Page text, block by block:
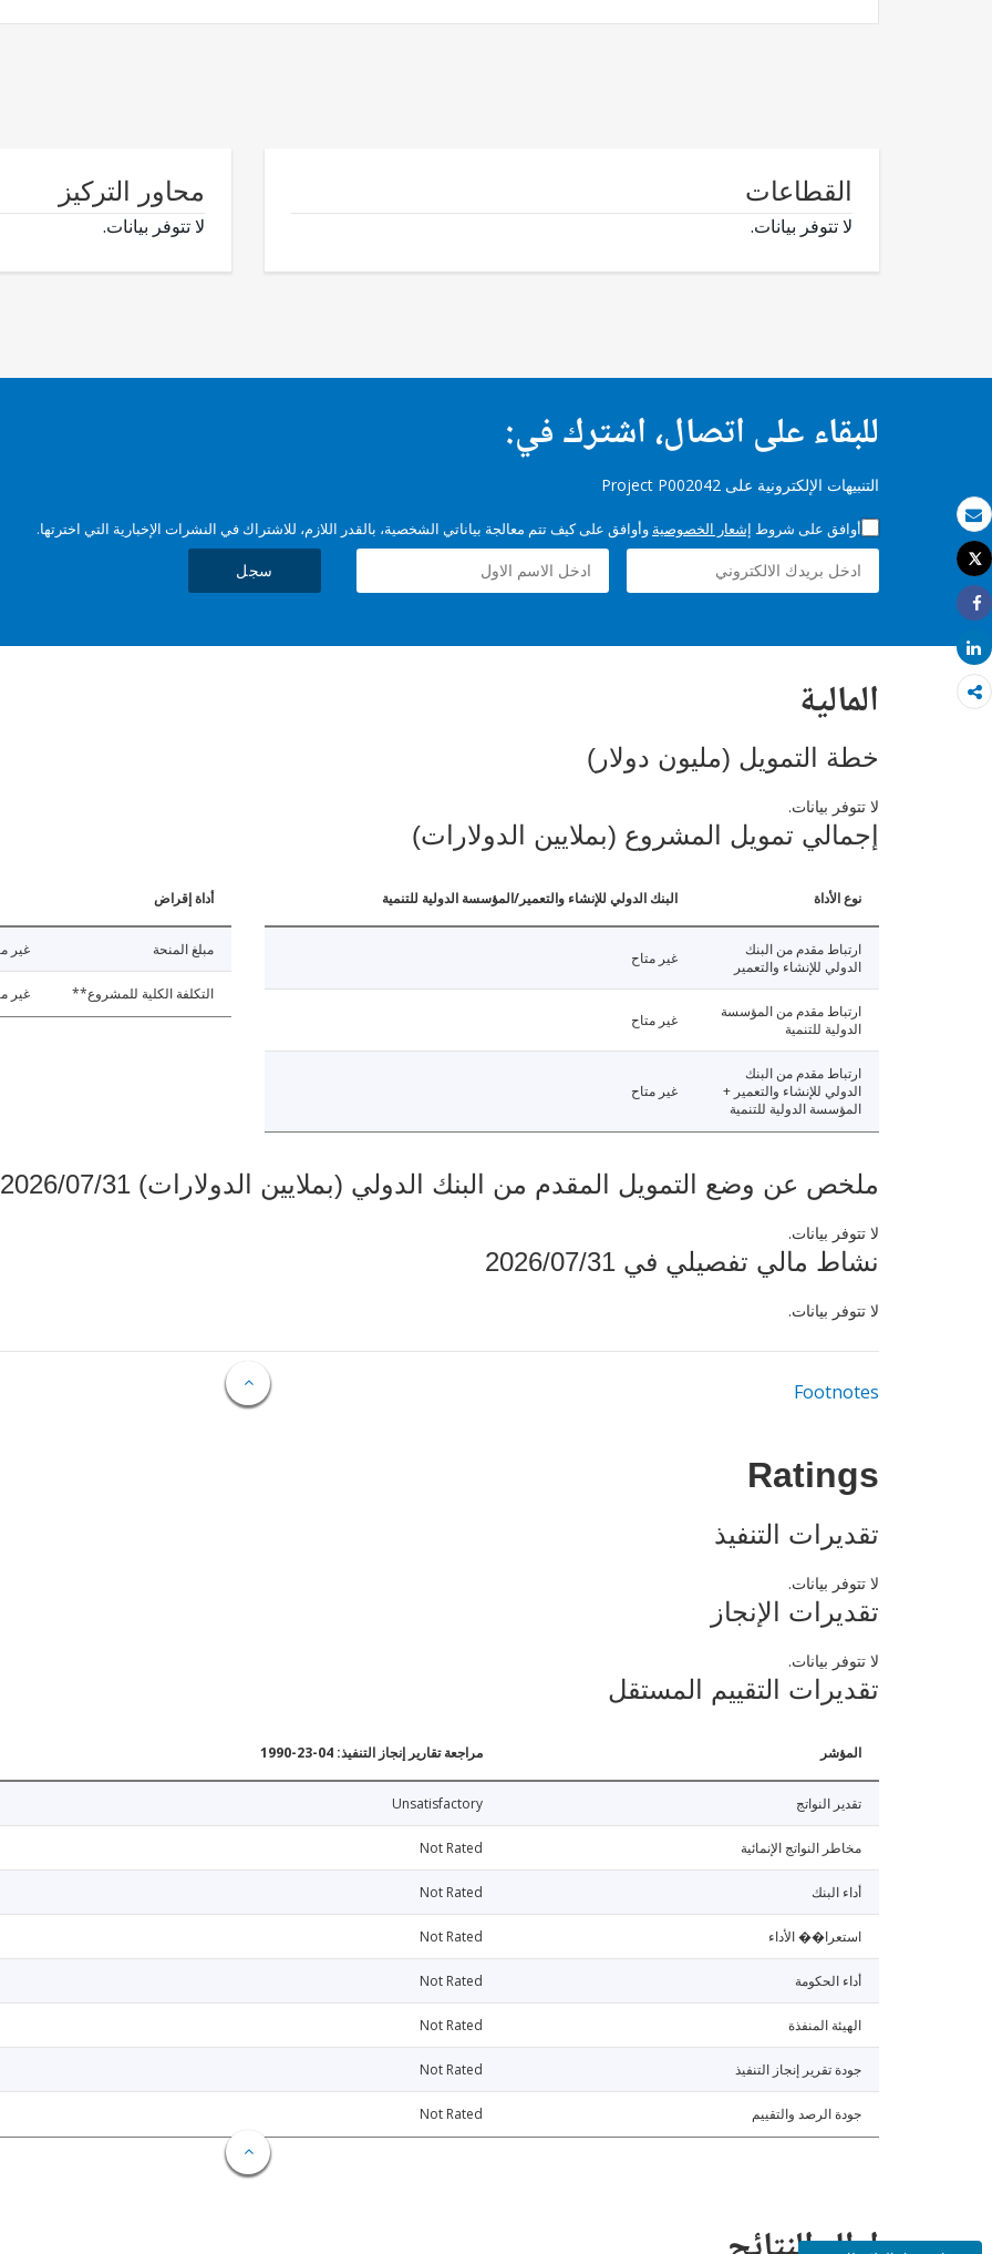
بريد الكتروني
طباعة
Tweet
Share
Share
القطاعات
لا تتوفر بيانات.
محاور التركيز
لا تتوفر بيانات.
للبقاء على اتصال، اشترك في:
التنبيهات الإلكترونية على Project P002042
أوافق على شروط إشعار الخصوصية وأوافق على كيف تتم معالجة بياناتي الشخصية، بالقدر اللازم، للاشتراك في النشرات الإخبارية التي اخترتها.
سجل
المالية
خطة التمويل (مليون دولار)
لا تتوفر بيانات.
إجمالي تمويل المشروع (بملايين الدولارات)
نوع الأداة البنك الدولي للإنشاء والتعمير/المؤسسة الدولية للتنمية
ارتباط مقدم من البنك
الدولي للإنشاء والتعمير
غير متاح
ارتباط مقدم من المؤسسة
الدولية للتنمية
غير متاح
ارتباط مقدم من البنك
الدولي للإنشاء والتعمير +
المؤسسة الدولية للتنمية
غير متاح
أداة إقراض
مبلغ المنحة غير
التكلفة الكلية للمشروع** غير
ملخص عن وضع التمويل المقدم من البنك الدولي (بملايين الدولارات) 2026/07/31
لا تتوفر بيانات.
نشاط مالي تفصيلي في 2026/07/31
لا تتوفر بيانات.
Footnotes
Ratings
تقديرات التنفيذ
لا تتوفر بيانات.
تقديرات الإنجاز
لا تتوفر بيانات.
تقديرات التقييم المستقل
المؤشر مراجعة تقارير إنجاز التنفيذ: 04-23-1990
تقدير النواتج Unsatisfactory
مخاطر النواتج الإنمائية Not Rated
أداء البنك Not Rated
استعرا�� الأداء Not Rated
أداء الحكومة Not Rated
الهيئة المنفذة Not Rated
جودة تقرير إنجاز التنفيذ Not Rated
جودة الرصد والتقييم Not Rated